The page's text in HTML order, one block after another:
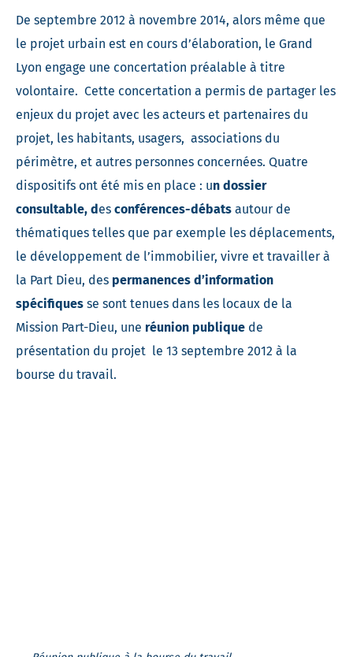
De septembre 2012 à novembre 2014, alors même que
le projet urbain est en cours d’élaboration, le Grand
Lyon engage une concertation préalable à titre
volontaire. Cette concertation a permis de partager les
enjeux du projet avec les acteurs et partenaires du
projet, les habitants, usagers, associations du
périmètre, et autres personnes concernées. Quatre
dispositifs ont été mis en place : un dossier
consultable, des conférences-débats autour de
thématiques telles que par exemple les déplacements,
le développement de l’immobilier, vivre et travailler à
la Part Dieu, des permanences d’information
spécifiques se sont tenues dans les locaux de la
Mission Part-Dieu, une réunion publique de
présentation du projet le 13 septembre 2012 à la
bourse du travail.